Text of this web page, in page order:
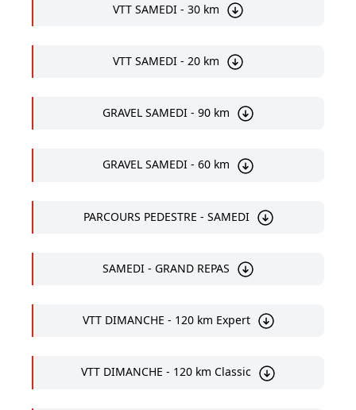
VTT SAMEDI - 30 km
VTT SAMEDI - 20 km
GRAVEL SAMEDI - 90 km
GRAVEL SAMEDI - 60 km
PARCOURS PEDESTRE - SAMEDI
SAMEDI - GRAND REPAS
VTT DIMANCHE - 120 km Expert
VTT DIMANCHE - 120 km Classic